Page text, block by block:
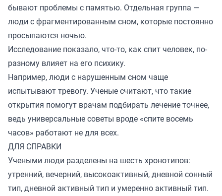
бывают проблемы с памятью. Отдельная группа —
люди с фрагментированным сном, которые постоянно
просыпаются ночью.
Исследование показало, что-то, как спит человек, по-
разному влияет на его психику.
Например, люди с нарушенным сном чаще
испытывают тревогу. Ученые считают, что такие
открытия помогут врачам подбирать лечение точнее,
ведь универсальные советы вроде «спите восемь
часов» работают не для всех.
ДЛЯ СПРАВКИ
Учеными люди разделены на шесть хронотипов:
утренний, вечерний, высокоактивный, дневной сонный
тип, дневной активный тип и умеренно активный тип.